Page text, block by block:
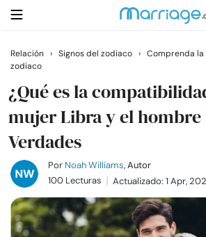
Buscar
Casarse
Relaciones
Familia
Relación › Signos del zodiaco › Comprenda
zodiaco
¿Qué es la
mujer Libra y el hombre
Verdades
Por Noah Williams, Autor
100 Lecturas
Actualizado: 1 Apr,